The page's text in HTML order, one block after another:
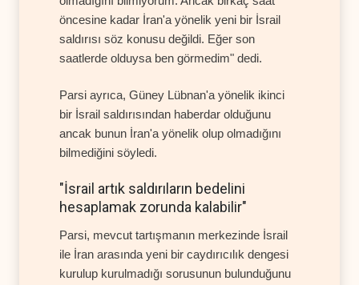
öncesine kadar İran'a yönelik yeni bir İsrail
saldırısı söz konusu değildi. Eğer son
saatlerde olduysa ben görmedim" dedi.
Parsi ayrıca, Güney Lübnan'a yönelik ikinci
bir İsrail saldırısından haberdar olduğunu
ancak bunun İran'a yönelik olup olmadığını
bilmediğini söyledi.
"İsrail artık saldırıların bedelini
hesaplamak zorunda kalabilir"
Parsi, mevcut tartışmanın merkezinde İsrail
ile İran arasında yeni bir caydırıcılık dengesi
kurulup kurulmadığı sorusunun bulunduğunu